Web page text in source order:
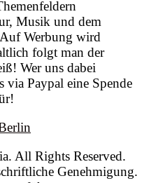
Musik und dem
Werbung wird
folgt man der
Wer uns dabei
via Paypal eine Spende
All Rights Reserved.
Genehmigung.